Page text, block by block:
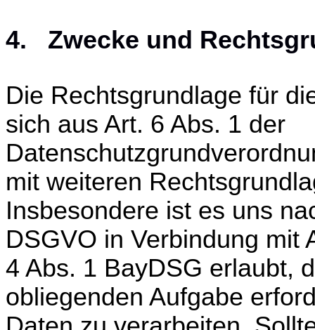
4. Zwecke und
Die Rechtsgrundlage für
sich aus Art. 6 Abs. 1 der
mit weiteren
Insbesondere ist es uns
DSGVO in Verbindung mit
4 Abs. 1 BayDSG erlaubt,
obliegenden Aufgabe